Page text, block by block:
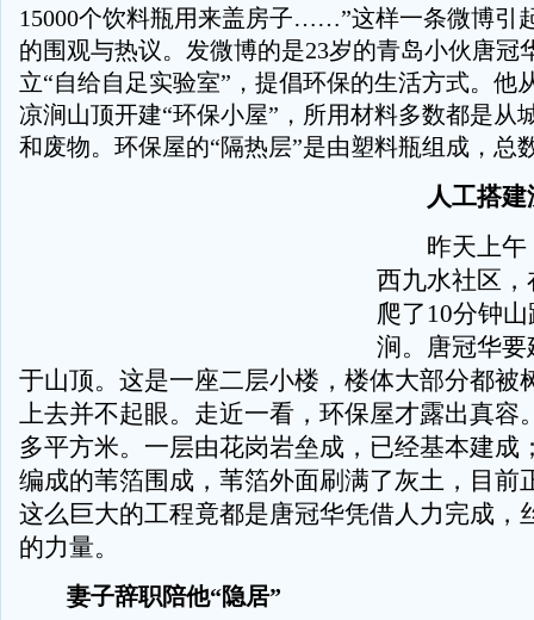
15000个饮料瓶用来盖房子……”这样一条微博引
的围观与热议。发微博的是23岁的青岛小伙唐冠
立“自给自足实验室”，提倡环保的生活方式。他
凉涧山顶开建“环保小屋”，所用材料多数都是从
和废物。环保屋的“隔热层”是由塑料瓶组成，总
人工搭建
昨天上午
西九水社区
爬了10分钟
涧。唐冠华
于山顶。这是一座二层小楼，楼体大部分都被
上去并不起眼。走近一看，环保屋才露出真容
多平方米。一层由花岗岩垒成，已经基本建成
编成的苇箔围成，苇箔外面刷满了灰土，目前
这么巨大的工程竟都是唐冠华凭借人力完成，
的力量。
妻子辞职陪他“隐居”